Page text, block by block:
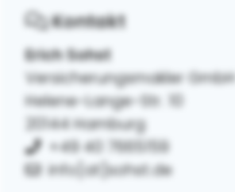
Kontakt
Erich Sohst
Versicherungsmakler GmbH
Helene-Lange-Str. 10
20144 Hamburg
+49 40 7665159
info[at]sohst.de